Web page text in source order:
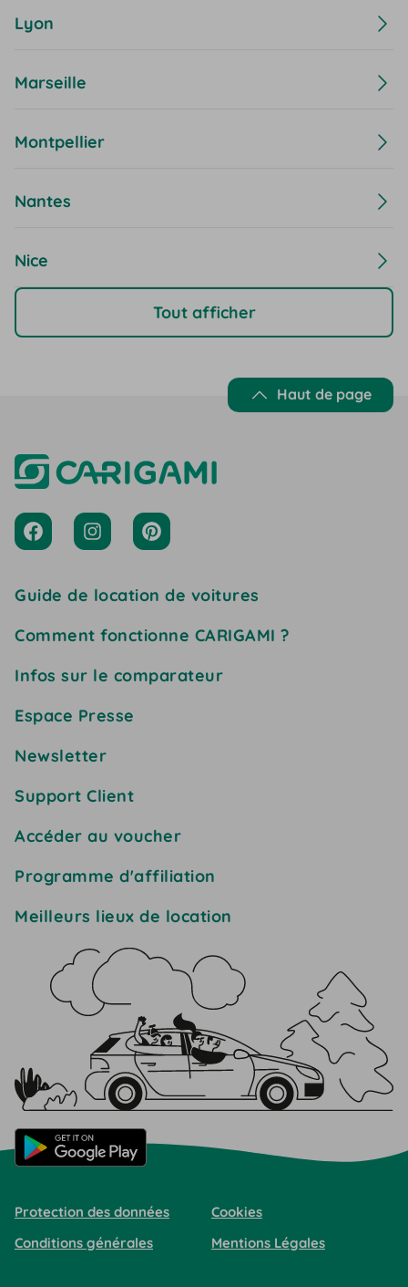
Lyon
Marseille
Montpellier
Nantes
Nice
Tout afficher
Haut de page
Guide de location de voitures
Comment fonctionne CARIGAMI ?
Infos sur le comparateur
Espace Presse
Newsletter
Support Client
Accéder au voucher
Programme d'affiliation
Meilleurs lieux de location
Protection des données
Cookies
Conditions générales
Mentions Légales